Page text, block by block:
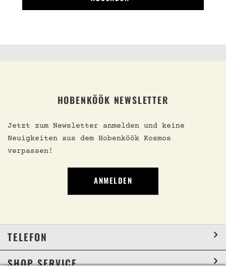
HOBENKÖÖK NEWSLETTER
Jetzt zum Newsletter anmelden und keine
Neuigkeiten aus dem Hobenköök Kosmos
verpassen!
ANMELDEN
TELEFON
SHOP SERVICE